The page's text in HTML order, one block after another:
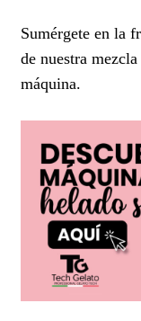
Sumérgete en la
de nuestra
máquina.